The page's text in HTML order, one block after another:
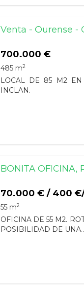
Venta - Ourense -
700.000 €
485 m2
LOCAL DE 85 M2 EN
INCLAN.
BONITA OFICINA,
70.000 € / 400
55 m2
OFICINA DE 55 M2.
POSIBILIDAD DE